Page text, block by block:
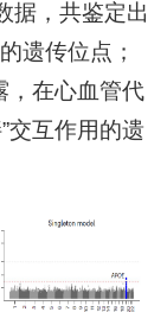
据，共鉴定出
遗传位点；
，在心血管代
交互作用的遗